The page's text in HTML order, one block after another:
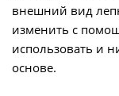
внешний вид
изменить с
использовать и
основе.